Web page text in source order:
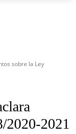
sobre la Ley
2020-2021